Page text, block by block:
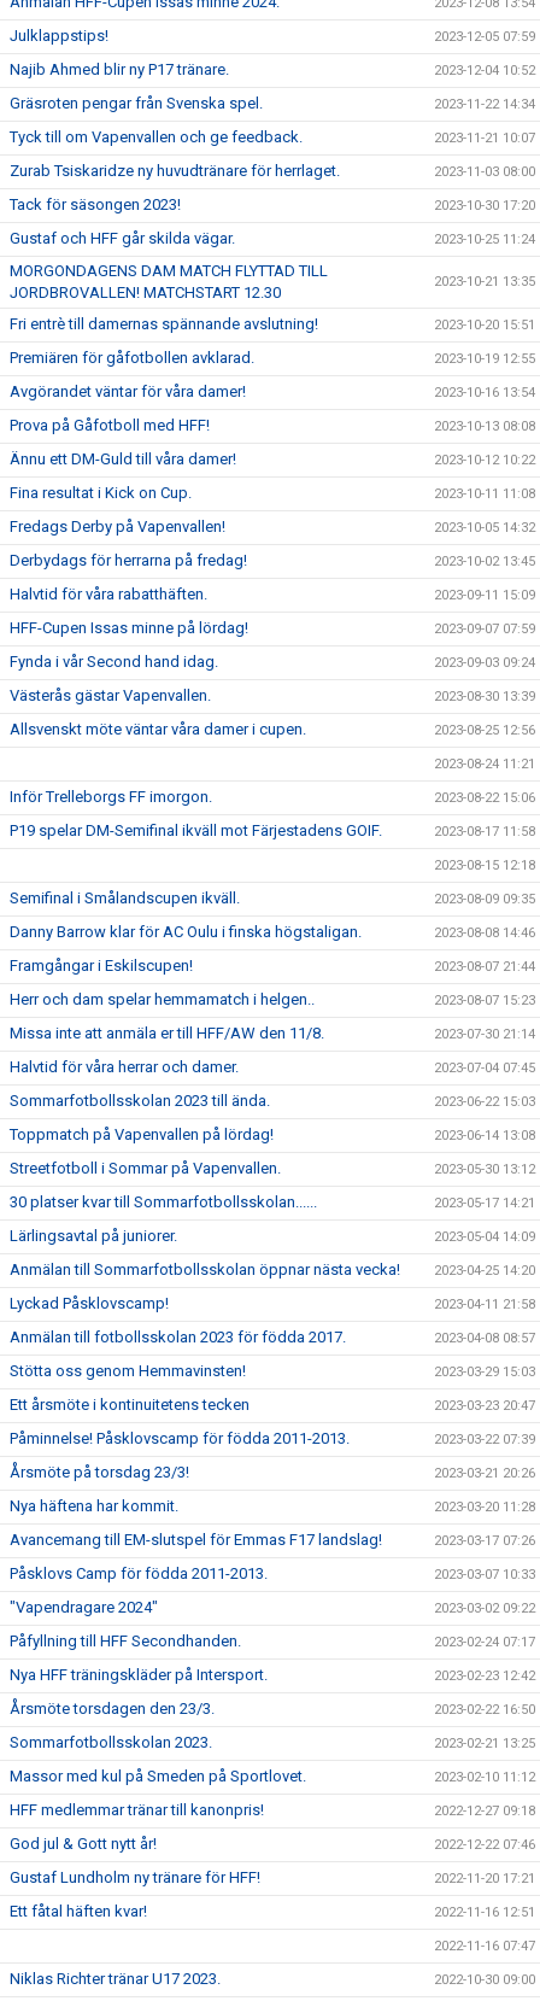
Julklappstips! 2023-12-05 07:59
Najib Ahmed blir ny P17 tränare. 2023-12-04 10:52
Gräsroten pengar från Svenska spel. 2023-11-22 14:34
Tyck till om Vapenvallen och ge feedback. 2023-11-21 10:07
Zurab Tsiskaridze ny huvudtränare för herrlaget. 2023-11-03 08:00
Tack för säsongen 2023! 2023-10-30 17:20
Gustaf och HFF går skilda vägar. 2023-10-25 11:24
MORGONDAGENS DAM MATCH FLYTTAD TILL
JORDBROVALLEN! MATCHSTART 12.30
2023-10-21 13:35
Fri entrè till damernas spännande avslutning! 2023-10-20 15:51
Premiären för gåfotbollen avklarad. 2023-10-19 12:55
Avgörandet väntar för våra damer! 2023-10-16 13:54
Prova på Gåfotboll med HFF! 2023-10-13 08:08
Ännu ett DM-Guld till våra damer! 2023-10-12 10:22
Fina resultat i Kick on Cup. 2023-10-11 11:08
Fredags Derby på Vapenvallen! 2023-10-05 14:32
Derbydags för herrarna på fredag! 2023-10-02 13:45
Halvtid för våra rabatthäften. 2023-09-11 15:09
HFF-Cupen Issas minne på lördag! 2023-09-07 07:59
Fynda i vår Second hand idag. 2023-09-03 09:24
Västerås gästar Vapenvallen. 2023-08-30 13:39
Allsvenskt möte väntar våra damer i cupen. 2023-08-25 12:56
2023-08-24 11:21
Inför Trelleborgs FF imorgon. 2023-08-22 15:06
P19 spelar DM-Semifinal ikväll mot Färjestadens GOIF. 2023-08-17 11:58
2023-08-15 12:18
Semifinal i Smålandscupen ikväll. 2023-08-09 09:35
Danny Barrow klar för AC Oulu i finska högstaligan. 2023-08-08 14:46
Framgångar i Eskilscupen! 2023-08-07 21:44
Herr och dam spelar hemmamatch i helgen.. 2023-08-07 15:23
Missa inte att anmäla er till HFF/AW den 11/8. 2023-07-30 21:14
Halvtid för våra herrar och damer. 2023-07-04 07:45
Sommarfotbollsskolan 2023 till ända. 2023-06-22 15:03
Toppmatch på Vapenvallen på lördag! 2023-06-14 13:08
Streetfotboll i Sommar på Vapenvallen. 2023-05-30 13:12
30 platser kvar till Sommarfotbollsskolan...... 2023-05-17 14:21
Lärlingsavtal på juniorer. 2023-05-04 14:09
Anmälan till Sommarfotbollsskolan öppnar nästa vecka! 2023-04-25 14:20
Lyckad Påsklovscamp! 2023-04-11 21:58
Anmälan till fotbollsskolan 2023 för födda 2017. 2023-04-08 08:57
Stötta oss genom Hemmavinsten! 2023-03-29 15:03
Ett årsmöte i kontinuitetens tecken 2023-03-23 20:47
Påminnelse! Påsklovscamp för födda 2011-2013. 2023-03-22 07:39
Årsmöte på torsdag 23/3! 2023-03-21 20:26
Nya häftena har kommit. 2023-03-20 11:28
Avancemang till EM-slutspel för Emmas F17 landslag! 2023-03-17 07:26
Påsklovs Camp för födda 2011-2013. 2023-03-07 10:33
"Vapendragare 2024" 2023-03-02 09:22
Påfyllning till HFF Secondhanden. 2023-02-24 07:17
Nya HFF träningskläder på Intersport. 2023-02-23 12:42
Årsmöte torsdagen den 23/3. 2023-02-22 16:50
Sommarfotbollsskolan 2023. 2023-02-21 13:25
Massor med kul på Smeden på Sportlovet. 2023-02-10 11:12
HFF medlemmar tränar till kanonpris! 2022-12-27 09:18
God jul & Gott nytt år! 2022-12-22 07:46
Gustaf Lundholm ny tränare för HFF! 2022-11-20 17:21
Ett fåtal häften kvar! 2022-11-16 12:51
2022-11-16 07:47
Niklas Richter tränar U17 2023. 2022-10-30 09:00